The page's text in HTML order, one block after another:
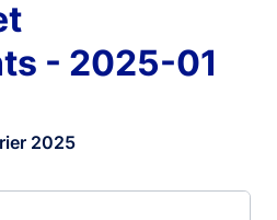
- 2025-01
2025